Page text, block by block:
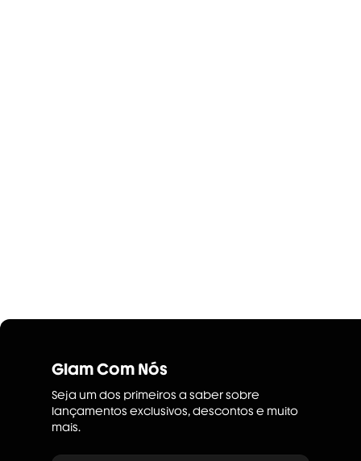
Glam Com Nós
Seja um dos primeiros a saber sobre
lançamentos exclusivos, descontos e muito
mais.